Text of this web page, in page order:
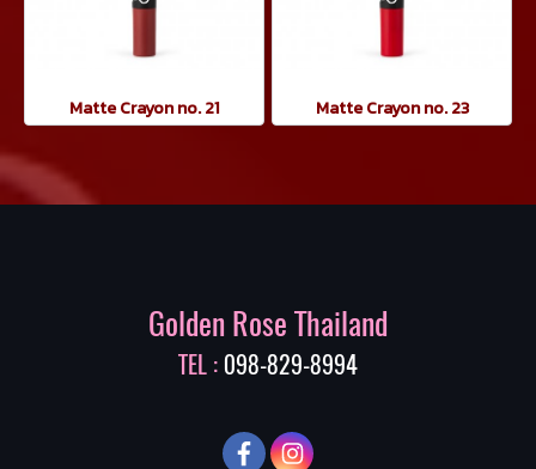
Matte Crayon no. 21 Matte Crayon no. 23
Golden Rose Thailand
TEL : 098-829-8994